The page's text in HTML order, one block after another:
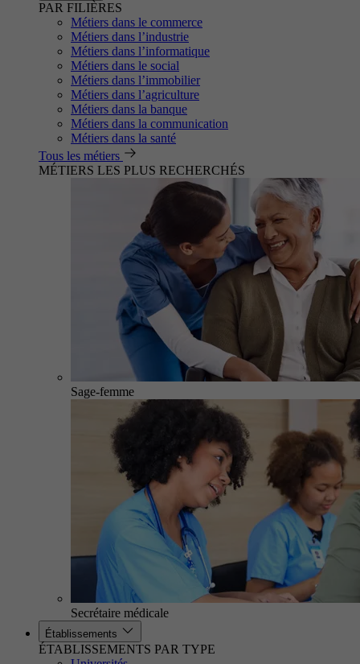
PAR FILIÈRES
Métiers dans le commerce
Métiers dans l’industrie
Métiers dans l’informatique
Métiers dans le social
Métiers dans l’immobilier
Métiers dans l’agriculture
Métiers dans la banque
Métiers dans la communication
Métiers dans la santé
Tous les métiers
MÉTIERS LES PLUS RECHERCHÉS
Sage-femme
Secrétaire médicale
Établissements
ÉTABLISSEMENTS PAR TYPE